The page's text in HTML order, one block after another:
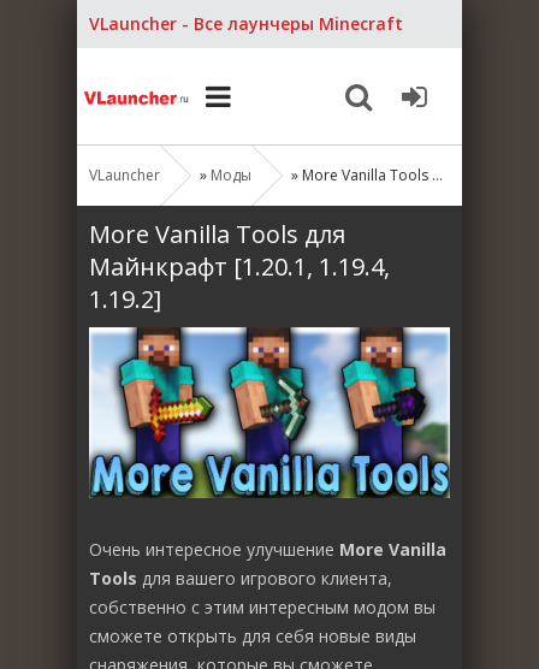
VLauncher - Все лаунчеры Minecraft
VLauncher » Моды » More Vanilla Tools для Майнкрафт [1.20.1, 1.19.4, 1.19.2]
More Vanilla Tools для
Майнкрафт [1.20.1, 1.19.4,
1.19.2]
Очень интересное улучшение More Vanilla
Tools для вашего игрового клиента,
собственно с этим интересным модом вы
сможете открыть для себя новые виды